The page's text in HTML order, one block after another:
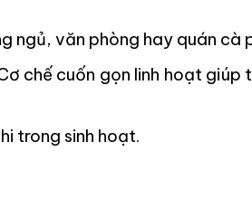
ngủ, văn phòng hay quán cà
chế cuốn gọn linh hoạt giúp
trong sinh hoạt.